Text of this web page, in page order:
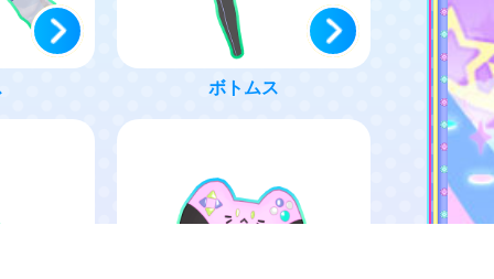
ボトムス